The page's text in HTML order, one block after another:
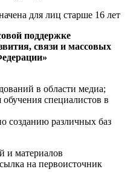
для лиц старше 16 лет
поддержке
связи и массовых
в области медиа;
специалистов в
созданию различных баз
и материалов
на первоисточник